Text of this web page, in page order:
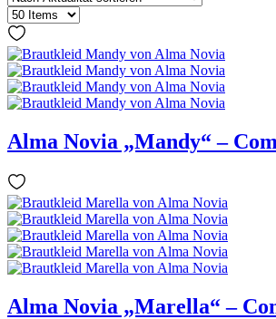
Alma Novia „Mandy“ –
Alma Novia „Marella“ –